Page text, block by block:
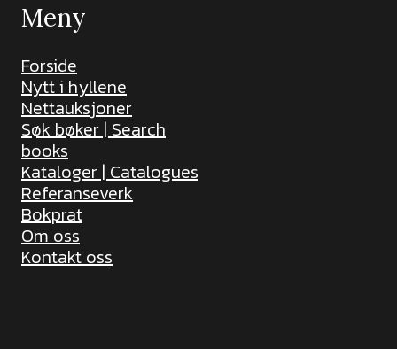
Meny
Forside
Nytt i hyllene
Nettauksjoner
Søk bøker | Search
books
Kataloger | Catalogues
Referanseverk
Bokprat
Om oss
Kontakt oss